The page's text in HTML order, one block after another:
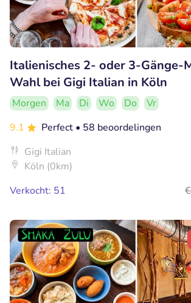
Italienisches 2- oder 3-Gänge-
Wahl bei Gigi Italian in Köln
Morgen Ma Di Wo Do
Vr
9.1
Perfect • 58 beoordelingen
Gigi Italian
Köln (0km)
Verkocht: 51